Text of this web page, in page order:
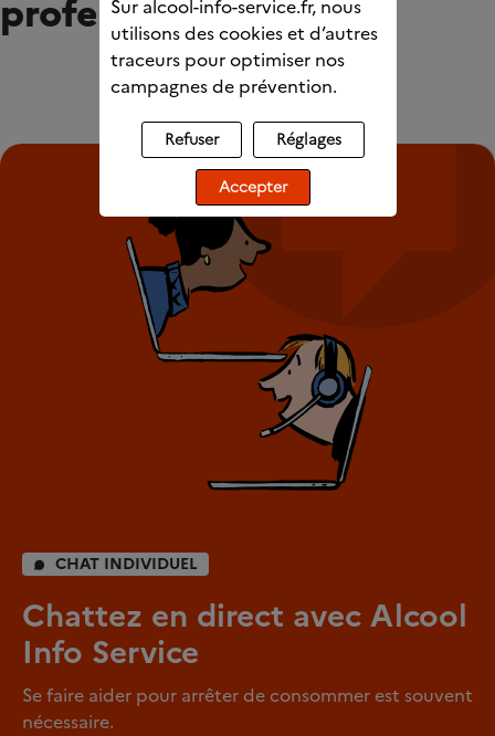
professionnels
CHAT INDIVIDUEL
Chattez en direct avec Alcool
Info Service
Se faire aider pour arrêter de consommer est souvent
nécessaire.
Sur alcool-info-service.fr, nous
utilisons des cookies et d’autres
traceurs pour optimiser nos
campagnes de prévention.
Refuser Réglages
Accepter